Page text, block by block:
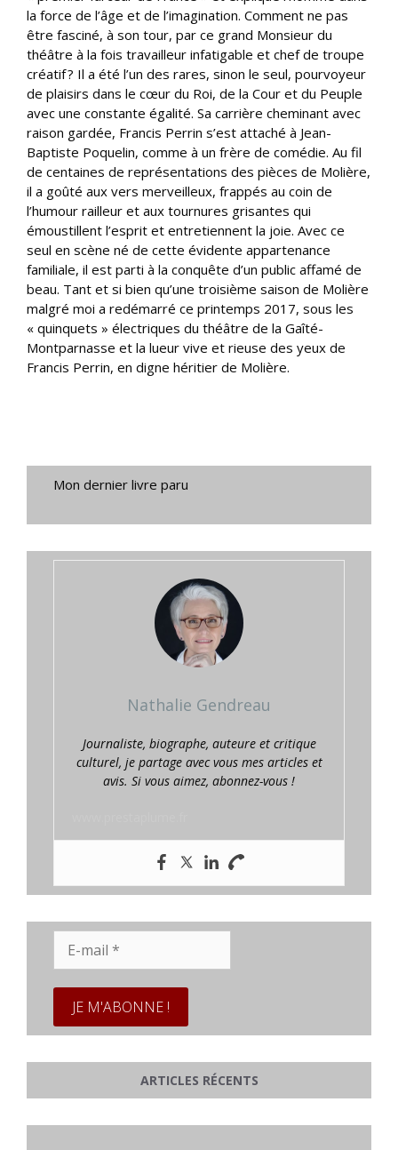
la force de l’âge et de l’imagination. Comment ne pas
être fasciné, à son tour, par ce grand Monsieur du
théâtre à la fois travailleur infatigable et chef de troupe
créatif ? Il a été l’un des rares, sinon le seul, pourvoyeur
de plaisirs dans le cœur du Roi, de la Cour et du Peuple
avec une constante égalité. Sa carrière cheminant avec
raison gardée, Francis Perrin s’est attaché à Jean-
Baptiste Poquelin, comme à un frère de comédie. Au fil
de centaines de représentations des pièces de Molière,
il a goûté aux vers merveilleux, frappés au coin de
l’humour railleur et aux tournures grisantes qui
émoustillent l’esprit et entretiennent la joie. Avec ce
seul en scène né de cette évidente appartenance
familiale, il est parti à la conquête d’un public affamé de
beau. Tant et si bien qu’une troisième saison de Molière
malgré moi a redémarré ce printemps 2017, sous les
« quinquets » électriques du théâtre de la Gaîté-
Montparnasse et la lueur vive et rieuse des yeux de
Francis Perrin, en digne héritier de Molière.
Mon dernier livre paru
Nathalie Gendreau
Journaliste, biographe, auteure et critique
culturel, je partage avec vous mes articles et
avis. Si vous aimez, abonnez-vous !
mail
ARTICLES RÉCENTS